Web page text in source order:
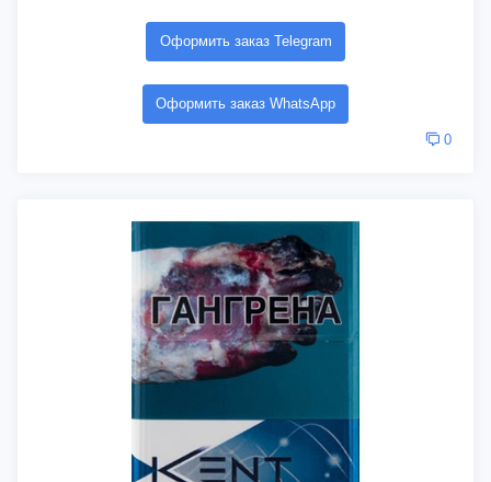
Оформить заказ Telegram
Оформить заказ WhatsApp
0